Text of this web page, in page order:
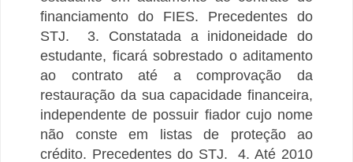
financiamento do FIES. Precedentes do
STJ.
3. Constatada a inidoneidade do
estudante, ficará sobrestado o aditamento
ao contrato até a comprovação da
restauração da sua capacidade financeira,
independente de possuir fiador cujo nome
não conste em listas de proteção ao
crédito. Precedentes do STJ.
4. Até 2010